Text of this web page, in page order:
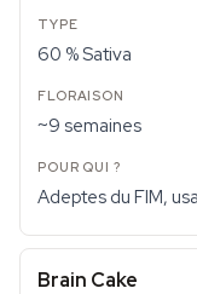
60 % Sativa
~9 semaines
Adeptes du FIM,
Brain Cake